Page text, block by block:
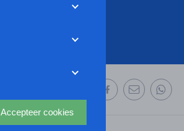
zonder de
website aan te
uit waarmee onder
Accepteer cookies